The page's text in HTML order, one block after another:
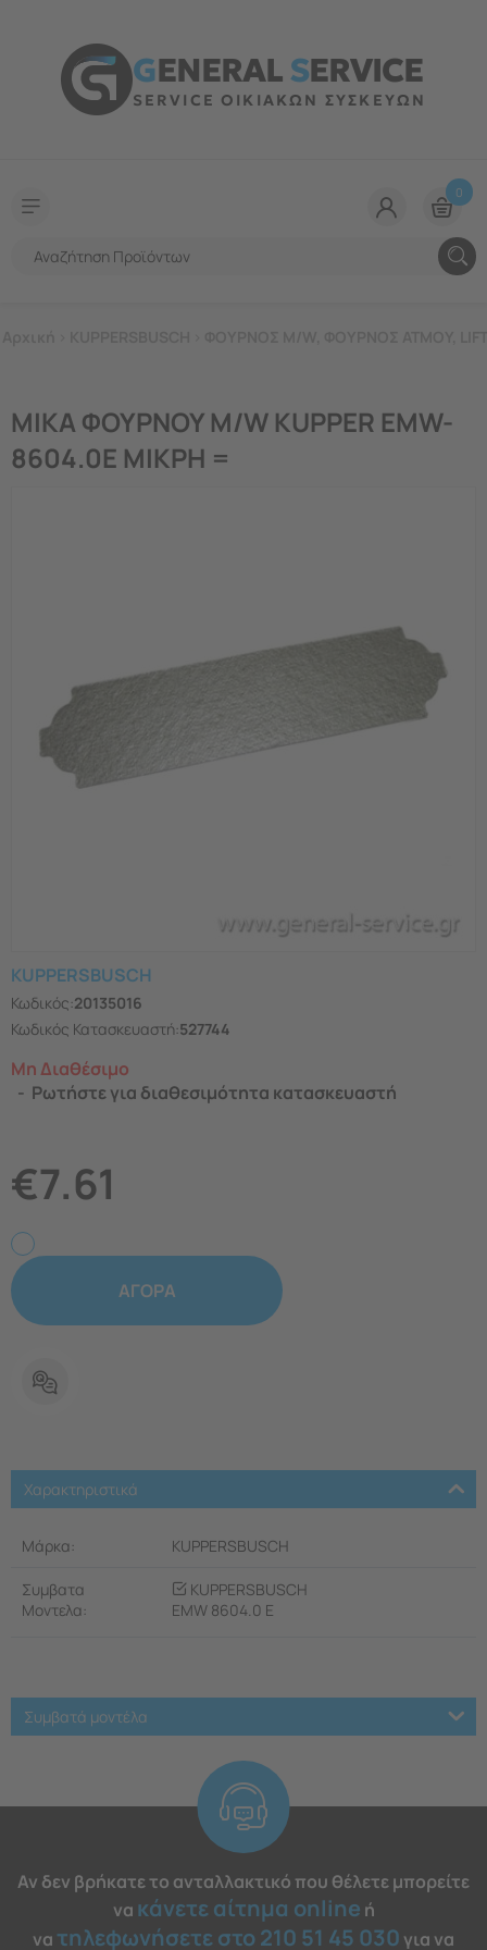
GENERALSERVICE
SERVICE ΟΙΚΙΑΚΩΝ ΣΥΣΚΕΥΩΝ
0
ΜΙΚΑ ΦΟΥΡΝΟΥ M/W KUPPER EMW-
8604.0E ΜΙΚΡΗ =
KUPPERSBUSCH
Κωδικός:20135016
Κωδικός Κατασκευαστή:527744
Μη Διαθέσιμο
Ρωτήστε για διαθεσιμότητα κατασκευαστή
€7.61
ΑΓΟΡΑ
Χαρακτηριστικά
Μάρκα: KUPPERSBUSCH
Συμβατα
Μοντελα:
KUPPERSBUSCH
EMW 8604.0 E
Συμβατά μοντέλα
Αν δεν βρήκατε το ανταλλακτικό που θέλετε μπορείτε
να κάνετε αίτημα online ή
νατηλεφωνήσετε στο 210 51 45 030 για να